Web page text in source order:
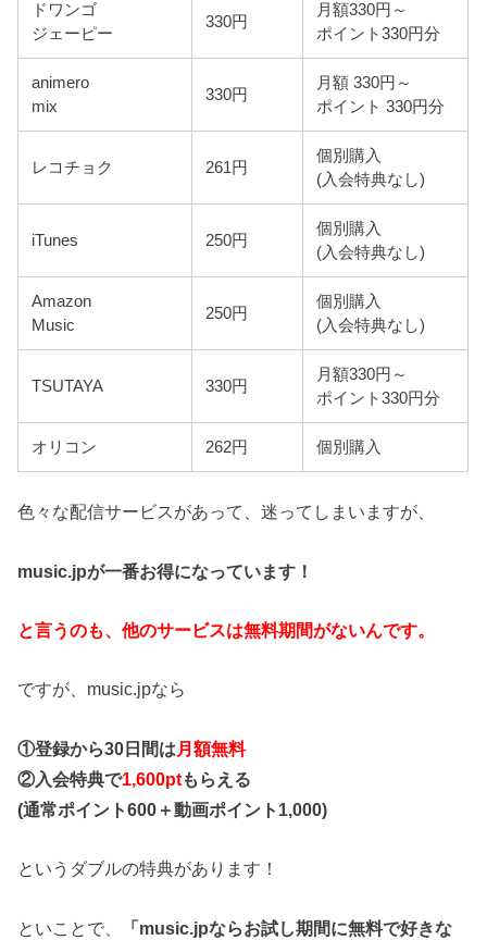
ドワンゴ
ジェーピー
330円
月額330円～
ポイント330円分
animero
mix
330円
月額 330円～
ポイント 330円分
レコチョク 261円
個別購入
(入会特典なし)
iTunes 250円
個別購入
(入会特典なし)
Amazon
Music
250円
個別購入
(入会特典なし)
TSUTAYA 330円
月額330円～
ポイント330円分
オリコン 262円 個別購入
色々な配信サービスがあって、迷ってしまいますが、
music.jpが一番お得になっています！
と言うのも、他のサービスは無料期間がないんです。
ですが、music.jpなら
①登録から30日間は 月額無料
②入会特典で1,600ptもらえる
(通常ポイント600＋動画ポイント1,000)
というダブルの特典があります！
といことで、 「music.jpならお試し期間に無料で好きな